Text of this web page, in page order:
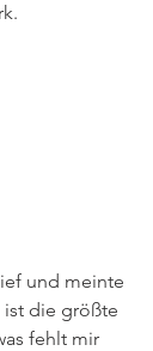
und meinte
ist die größte
fehlt mir